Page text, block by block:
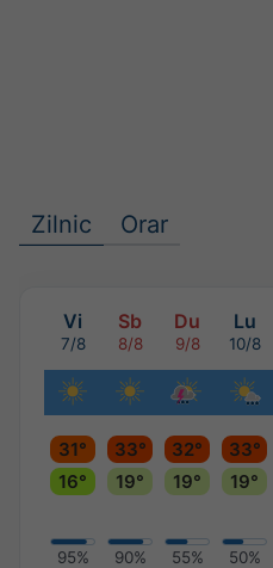
Zilnic Orar
Vi Sb Du Lu
7/8 8/8 9/8 10/8
31° 33° 32°
33°
16°
19° 19° 19°
95% 90% 55% 50%